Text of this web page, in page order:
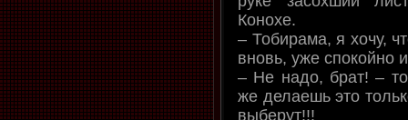
Конохе.
– Тобирама, я хочу,
вновь, уже спокойно
– Не надо, брат! –
же делаешь это
выберут!!!